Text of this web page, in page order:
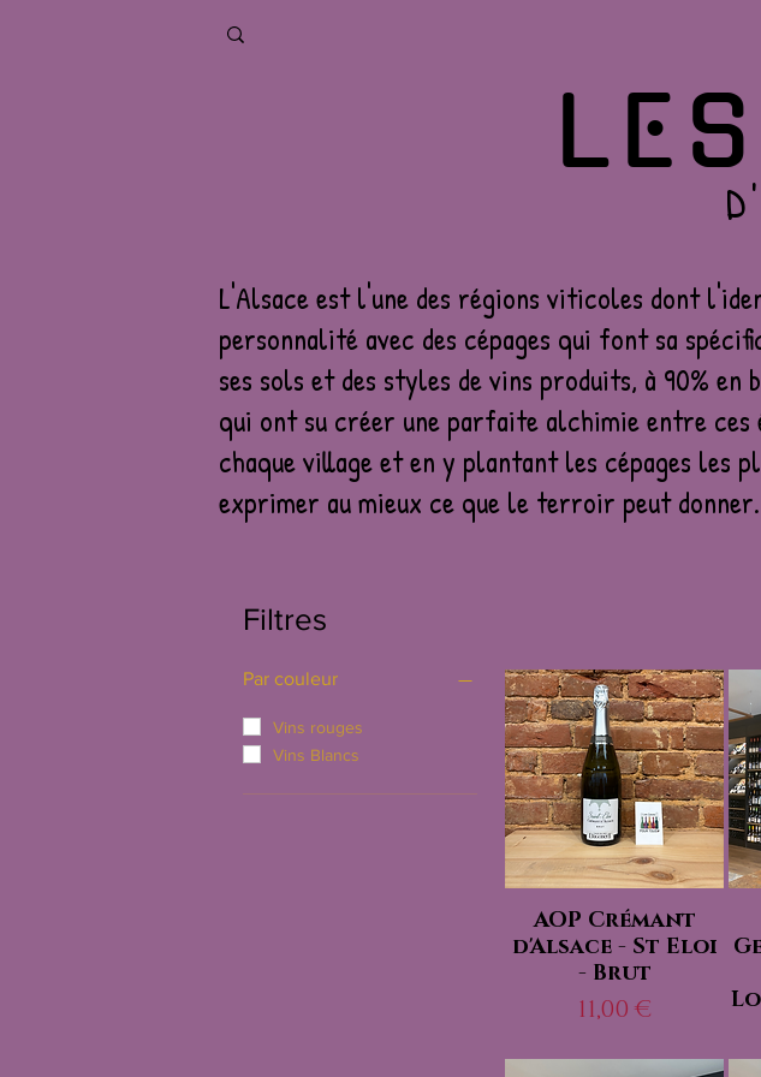
L'Alsace est l'une des régions viticoles dont
personnalité avec des cépages qui font sa
ses sols et des styles de vins produits, à 90%
qui ont su créer une parfaite alchimie entre ces
chaque village et en y plantant les cépages les
exprimer au mieux ce que le terroir peut donner.
Filtres
Par couleur
Vins rouges
Vins Blancs
AOP Crémant
d'Alsace - St Eloi
- Brut
Prix
11,00 €